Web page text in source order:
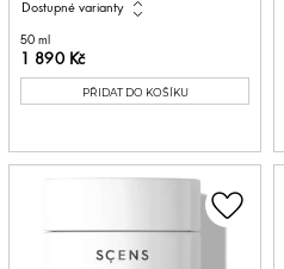
Dostupné varianty expand_all
50 ml
1 890 Kč
PŘIDAT DO KOŠÍKU
favorite_border